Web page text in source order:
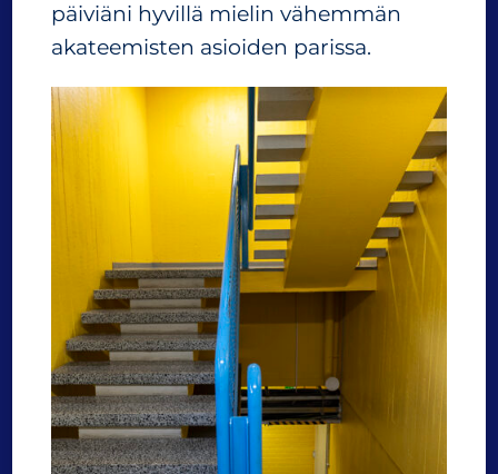
päiviäni hyvillä mielin vähemmän
akateemisten asioiden parissa.